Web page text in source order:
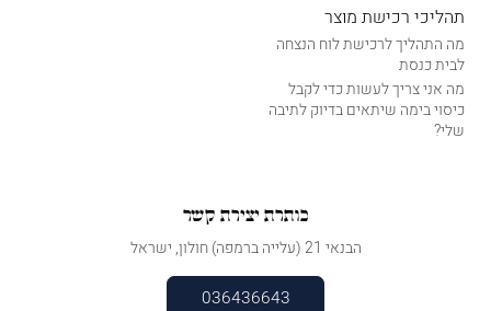
תהליכי רכישת מוצר
מה התהליך לרכישת לוח הנצחה
לבית כנסת
מה אני צריך לעשות כדי לקבל
כיסוי בימה שיתאים בדיוק לתיבה
שלי?
כותרת יצירת קשר
הבנאי 21 (עלייה ברמפה) חולון, ישראל
036436643